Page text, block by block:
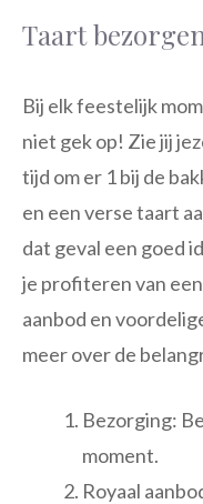
Taart
Bij elk feestelijk
niet gek op! Zie jij
tijd om er 1 bij de
en een verse taart
dat geval een goed
je profiteren van
aanbod en
meer over de
Bezorging:
moment.
Royaal